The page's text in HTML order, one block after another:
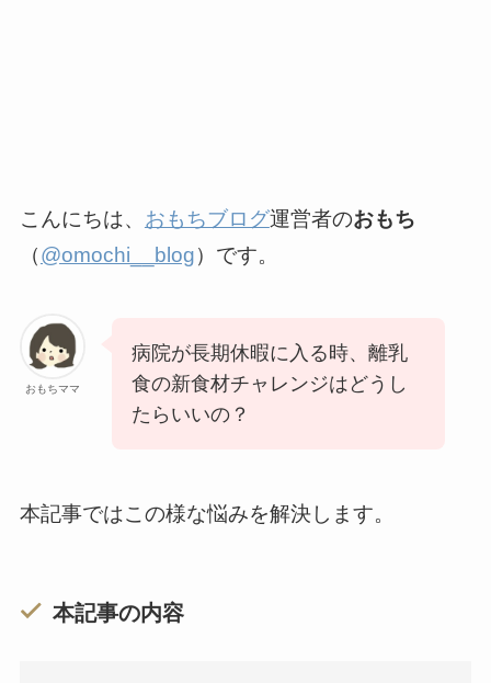
こんにちは、 おもちブログ運営者のおもち
（@omochi__blog）です。
おもちママ
病院が長期休暇に入る時、離乳
食の新食材チャレンジはどうし
たらいいの？
本記事ではこの様な悩みを解決します。
本記事の内容